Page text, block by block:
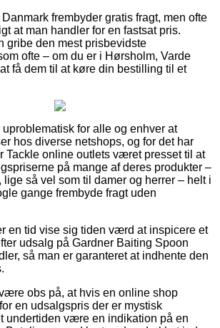
frembyder gratis fragt, men ofte
at man handler for en fastsat pris.
gribe den mest prisbevidste
ofte – om du er i Hørsholm, Varde
få dem til at køre din bestilling til et
for alle og enhver at
hos diverse netshops, og for det har
Tackle online outlets været presset til at
på mange af deres produkter –
så vel som til damer og herrer – helt i
gange frembyde fragt uden
en tid vise sig tiden værd at inspicere et
udsalg på Gardner Baiting Spoon
så man er garanteret at indhente den
obs på, at hvis en online shop
en udsalgspris der er mystisk
undertiden være en indikation på en